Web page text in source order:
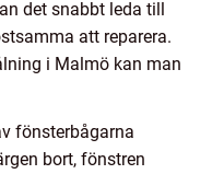
det snabbt leda till
att reparera.
i Malmö kan man
fönsterbågarna
bort, fönstren